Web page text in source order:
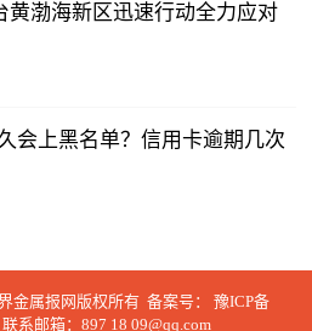
黄渤海新区迅速行动全力应对
会上黑名单？信用卡逾期几次
金属报网版权所有 备案号： 豫ICP备
联系邮箱：897 18 09@qq.com